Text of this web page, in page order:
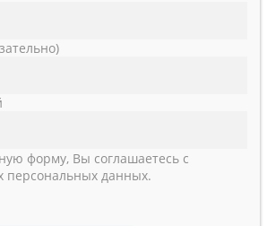
форму, Вы соглашаетесь с
персональных данных.